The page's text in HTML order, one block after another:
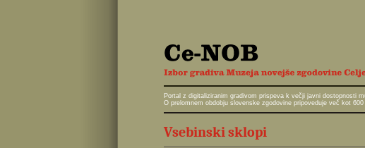
Portal z digitaliziranim gradivom prispeva k večji javni dostopnosti
O prelomnem obdobju slovenske zgodovine pripoveduje več kot
Vsebinski sklopi